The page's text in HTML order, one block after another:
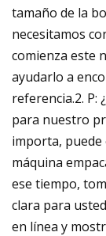
tamaño de la
necesitamos
comienza este
ayudarlo a
referencia.2. P:
para nuestro
importa, puede
máquina
ese tiempo,
clara para
en línea y